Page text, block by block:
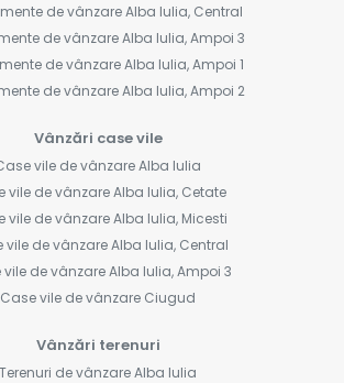
de vânzare Alba Iulia, Central
de vânzare Alba Iulia, Ampoi 3
de vânzare Alba Iulia, Ampoi 1
de vânzare Alba Iulia, Ampoi 2
Vânzări case vile
vile de vânzare Alba Iulia
vile de vânzare Alba Iulia, Cetate
vile de vânzare Alba Iulia, Micesti
vile de vânzare Alba Iulia, Central
vile de vânzare Alba Iulia, Ampoi 3
Case vile de vânzare Ciugud
Vânzări terenuri
Terenuri de vânzare Alba Iulia